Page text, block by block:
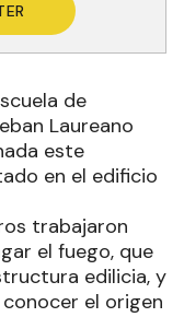
de
Laureano
este
en el edificio
trabajaron
el fuego, que
edilicia, y
el origen